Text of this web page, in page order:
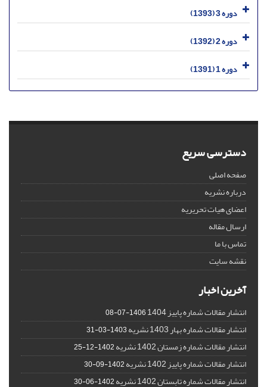
دوره 3 (1393)
دوره 2 (1392)
دوره 1 (1391)
دسترسی سریع
صفحه اصلی
درباره نشریه
اعضای هیات تحریریه
ارسال مقاله
تماس با ما
نقشه سایت
آخرین اخبار
انتشار مقالات شماره پاییز 1404 1406-07-08
انتشار مقالات شماره بهار 1403 نشریه 1403-03-31
انتشار مقالات شماره زمستان 1402 نشریه 1402-12-25
انتشار مقالات شماره پاییز 1402 نشریه 1402-09-30
انتشار مقالات شماره تابستان 1402 نشریه 1402-06-30